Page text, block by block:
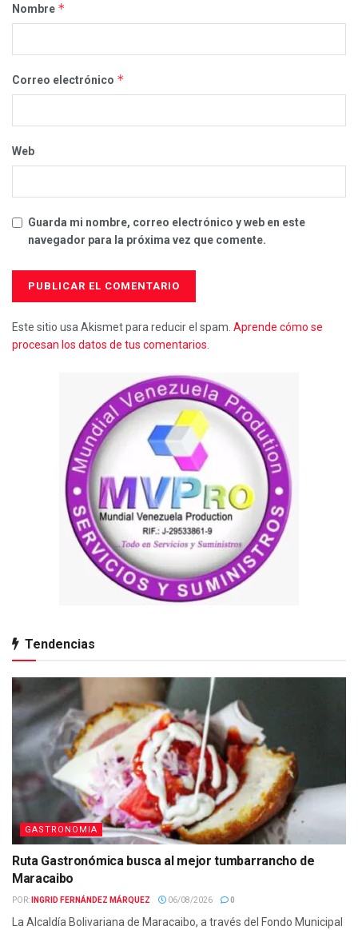
Nombre *
Correo electrónico *
Web
Guarda mi nombre, correo electrónico y web en este
navegador para la próxima vez que comente.
Este sitio usa Akismet para reducir el spam. Aprende cómo se
procesan los datos de tus comentarios.
Tendencias
GASTRONOMIA
Ruta Gastronómica busca al mejor tumbarrancho de
Maracaibo
POR: INGRID FERNÁNDEZ MÁRQUEZ 06/08/2026 0
La Alcaldía Bolivariana de Maracaibo, a través del Fondo Municipal